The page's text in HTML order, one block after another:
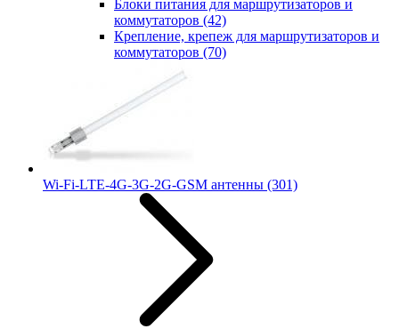
Блоки питания для маршрутизаторов и
коммутаторов (42)
Крепление, крепеж для маршрутизаторов и
коммутаторов (70)
Wi-Fi-LTE-4G-3G-2G-GSM антенны (301)